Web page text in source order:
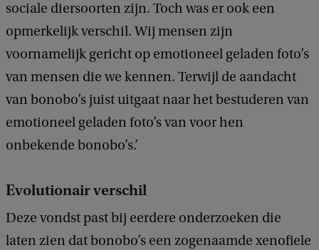
sociale diersoorten zijn. Toch was er ook een
opmerkelijk verschil. Wij mensen zijn
voornamelijk gericht op emotioneel geladen foto’s
van mensen die we kennen. Terwijl de aandacht
van bonobo’s juist uitgaat naar het bestuderen van
emotioneel geladen foto’s van voor hen
onbekende bonobo’s.’
Evolutionair verschil
Deze vondst past bij eerdere onderzoeken die
laten zien dat bonobo’s een zogenaamde xenofiele